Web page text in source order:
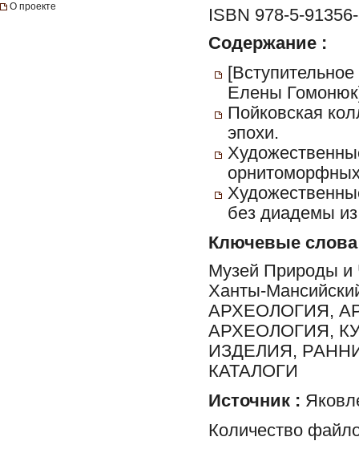
О проекте
ISBN 978-5-
Содержание :
Елены
Пойковская
эпохи.
без диадемы
Ключевые слова
Музей Природы и
Ханты-
АРХЕОЛОГИЯ,
АРХЕОЛОГИЯ,
ИЗДЕЛИЯ,
КАТАЛОГИ
Источник :
Количество